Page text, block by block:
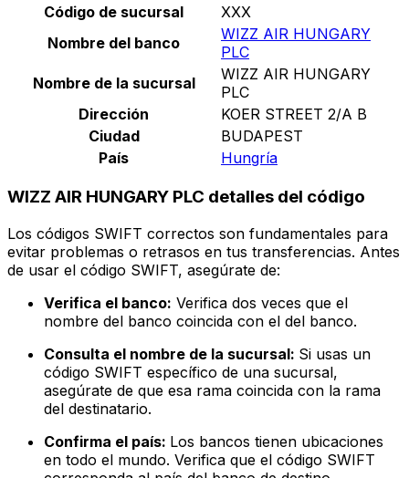
Código de sucursal
XXX
Nombre del banco
WIZZ AIR HUNGARY
PLC
Nombre de la sucursal
WIZZ AIR HUNGARY
PLC
Dirección
KOER STREET 2/A B
Ciudad
BUDAPEST
País
Hungría
WIZZ AIR HUNGARY PLC detalles del código
Los códigos SWIFT correctos son fundamentales para
evitar problemas o retrasos en tus transferencias. Antes
de usar el código SWIFT, asegúrate de:
Verifica el banco: Verifica dos veces que el
nombre del banco coincida con el del banco.
Consulta el nombre de la sucursal: Si usas un
código SWIFT específico de una sucursal,
asegúrate de que esa rama coincida con la rama
del destinatario.
Confirma el país: Los bancos tienen ubicaciones
en todo el mundo. Verifica que el código SWIFT